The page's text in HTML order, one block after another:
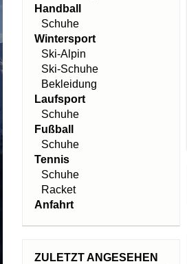
Handball
Schuhe
Wintersport
Ski-Alpin
Ski-Schuhe
Bekleidung
Laufsport
Schuhe
Fußball
Schuhe
Tennis
Schuhe
Racket
Anfahrt
ZULETZT ANGESEHEN